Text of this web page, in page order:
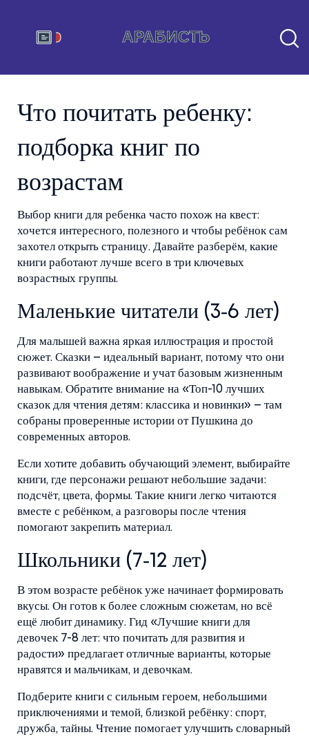
Что почитать ребенку:
подборка книг по
возрастам
Выбор книги для ребенка часто похож на квест:
хочется интересного, полезного и чтобы ребёнок сам
захотел открыть страницу. Давайте разберём, какие
книги работают лучше всего в три ключевых
возрастных группы.
Маленькие читатели (3‑6 лет)
Для малышей важна яркая иллюстрация и простой
сюжет. Сказки – идеальный вариант, потому что они
развивают воображение и учат базовым жизненным
навыкам. Обратите внимание на «Топ-10 лучших
сказок для чтения детям: классика и новинки» – там
собраны проверенные истории от Пушкина до
современных авторов.
Если хотите добавить обучающий элемент, выбирайте
книги, где персонажи решают небольшие задачи:
подсчёт, цвета, формы. Такие книги легко читаются
вместе с ребёнком, а разговоры после чтения
помогают закрепить материал.
Школьники (7‑12 лет)
В этом возрасте ребёнок уже начинает формировать
вкусы. Он готов к более сложным сюжетам, но всё
ещё любит динамику. Гид «Лучшие книги для
девочек 7-8 лет: что почитать для развития и
радости» предлагает отличные варианты, которые
нравятся и мальчикам, и девочкам.
Подберите книги с сильным героем, небольшими
приключениями и темой, близкой ребёнку: спорт,
дружба, тайны. Чтение помогает улучшить словарный